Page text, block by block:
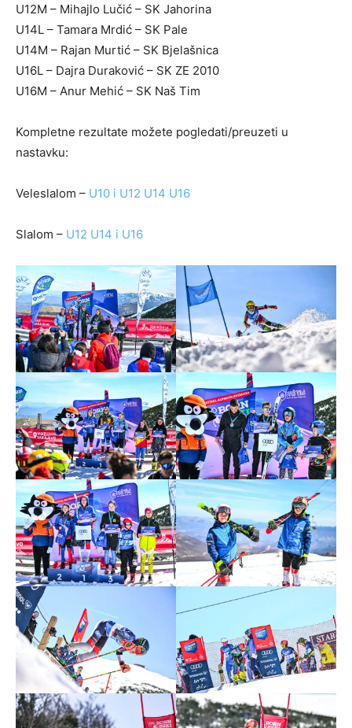
U12M – Mihajlo Lučić – SK Jahorina
U14L – Tamara Mrdić – SK Pale
U14M – Rajan Murtić – SK Bjelašnica
U16L – Dajra Duraković – SK ZE 2010
U16M – Anur Mehić – SK Naš Tim
Kompletne rezultate možete pogledati/preuzeti u
nastavku:
Veleslalom – U10 i U12 U14 U16
Slalom – U12 U14 i U16